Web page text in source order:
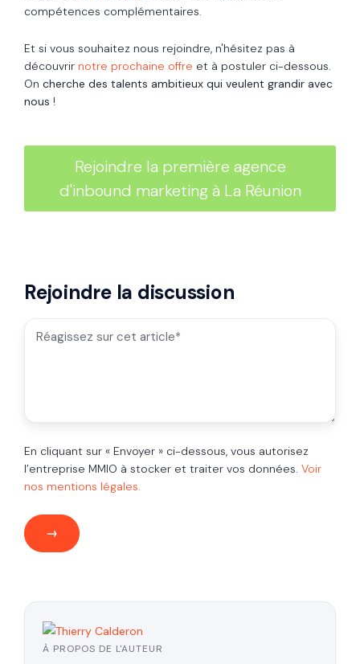
compétences complémentaires.
Et si vous souhaitez nous rejoindre, n'hésitez pas à
découvrir notre prochaine offre et à postuler ci-dessous.
On cherche des talents ambitieux qui veulent grandir avec
nous !
Rejoindre la première agence
d'inbound marketing à La Réunion
Rejoindre la discussion
En cliquant sur « Envoyer » ci-dessous, vous autorisez
l’entreprise MMIO à stocker et traiter vos données. Voir
nos mentions légales.
À PROPOS DE L'AUTEUR